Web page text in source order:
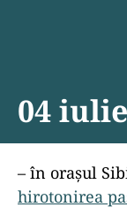
04
– în orașul
hirotonirea